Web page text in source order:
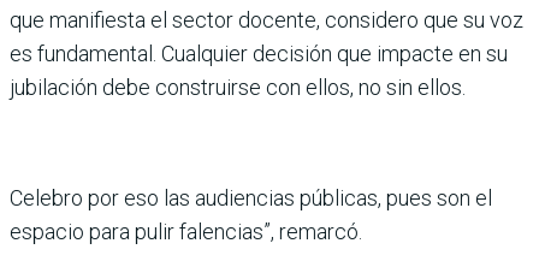
que manifiesta el sector docente, considero que su voz
es fundamental. Cual­quier decisión que impacte en su
jubilación debe cons­truirse con ellos, no sin ellos.
Celebro por eso las audien­cias públicas, pues son el
espacio para pulir falencias”, remarcó.